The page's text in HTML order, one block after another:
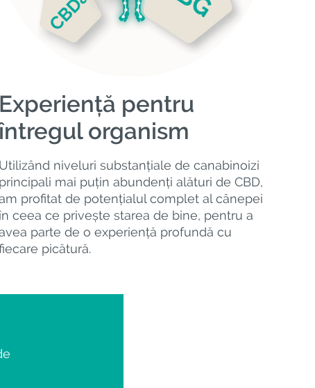
Experiență pentru
organism
Utilizând niveluri substanțiale de canabinoizi
principali mai puțin abundenți alături de CBD,
profitat de potențialul complet al cânepei
ceea ce privește starea de bine, pentru a
parte de o experiență profundă cu
picătură.